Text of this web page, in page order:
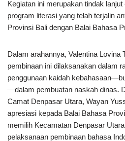
Kegiatan ini merupakan tindak
program literasi yang telah terjalin
Provinsi Bali dengan Balai Bahasa
Dalam arahannya, Valentina Lovina
pembinaan ini dilaksanakan dalam
penggunaan kaidah
—dalam pembuatan naskah dinas.
Camat Denpasar Utara, Wayan
apresiasi kepada Balai Bahasa
memilih Kecamatan Denpasar
pelaksanaan pembinaan bahasa